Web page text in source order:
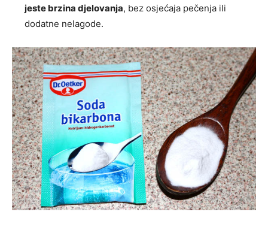
jeste brzina djelovanja, bez osjećaja pečenja ili
dodatne nelagode.